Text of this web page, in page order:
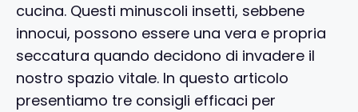
cucina. Questi minuscoli insetti, sebbene
innocui, possono essere una vera e propria
seccatura quando decidono di invadere il
nostro spazio vitale. In questo articolo
presentiamo tre consigli efficaci per